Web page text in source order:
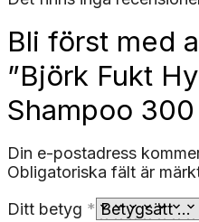
Bli först med
”Björk Fukt
Shampoo 300
Din e-postadress
Obligatoriska fält är
Ditt betyg *